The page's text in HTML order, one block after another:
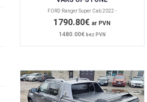
FORD Ranger Super Cab 2022 -
1790.80€ar PVN
1480.00€ bez PVN